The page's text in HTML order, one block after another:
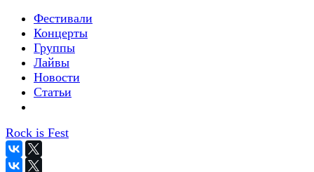
Фестивали
Концерты
Группы
Лайвы
Новости
Статьи
Rock is Fest